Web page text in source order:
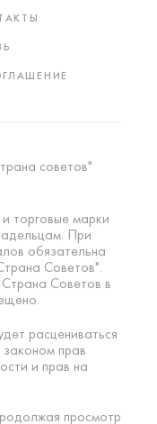
советов"
торговые марки
При
обязательна
Советов".
Советов в
расцениваться
прав
и прав на
просмотр